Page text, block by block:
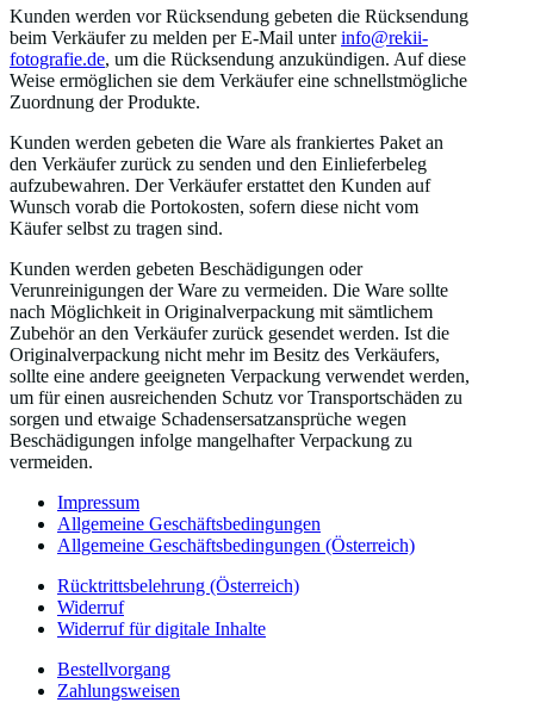
Kunden werden vor Rücksendung gebeten die Rücksendung
beim Verkäufer zu melden per E-Mail unterinfo@rekii-
fotografie.de, um die Rücksendung anzukündigen. Auf diese
Weise ermöglichen sie dem Verkäufer eine schnellstmögliche
Zuordnung der Produkte.
Kunden werden gebeten die Ware als frankiertes Paket an
den Verkäufer zurück zu senden und den Einlieferbeleg
aufzubewahren. Der Verkäufer erstattet den Kunden auf
Wunsch vorab die Portokosten, sofern diese nicht vom
Käufer selbst zu tragen sind.
Kunden werden gebeten Beschädigungen oder
Verunreinigungen der Ware zu vermeiden. Die Ware sollte
nach Möglichkeit in Originalverpackung mit sämtlichem
Zubehör an den Verkäufer zurück gesendet werden. Ist die
Originalverpackung nicht mehr im Besitz des Verkäufers,
sollte eine andere geeigneten Verpackung verwendet werden,
um für einen ausreichenden Schutz vor Transportschäden zu
sorgen und etwaige Schadensersatzansprüche wegen
Beschädigungen infolge mangelhafter Verpackung zu
vermeiden.
Impressum
Allgemeine Geschäftsbedingungen
Allgemeine Geschäftsbedingungen (Österreich)
Rücktrittsbelehrung (Österreich)
Widerruf
Widerruf für digitale Inhalte
Bestellvorgang
Zahlungsweisen